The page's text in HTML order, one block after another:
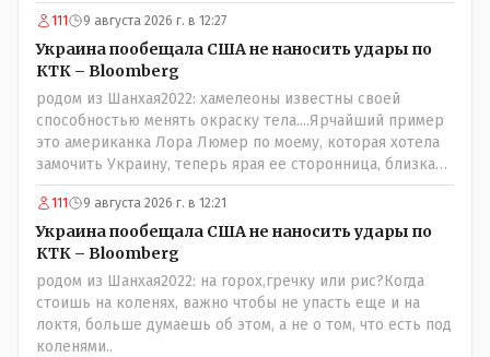
111 9 августа 2026 г. в 12:27
Украина пообещала США не наносить удары по
КТК – Bloomberg
родом из Шанхая2022: хамелеоны известны своей
способностью менять окраску тела....Ярчайший пример
это американка Лора Люмер по моему, которая хотела
замочить Украину, теперь ярая ее сторонница, близкая
к Трампу. Ну и западные страны тем более, которые
предоставляли Зеленскому убежище, чтоб он бежал и
которые развернулись потом на 180 или 360 градусов,
посмотрев на того, как он не сдался, но ты же там сам
живешь и многое знаешь о тех, на кого работаешь.. Это
просто прагматизм и ничего личного. Победим мы, они
встанут под нас и наоборот и все это понимают..
111 9 августа 2026 г. в 12:21
Украина пообещала США не наносить удары по
КТК – Bloomberg
родом из Шанхая2022: на горох,гречку или рис?Когда
стоишь на коленях, важно чтобы не упасть еще и на
локтя, больше думаешь об этом, а не о том, что есть под
коленями..